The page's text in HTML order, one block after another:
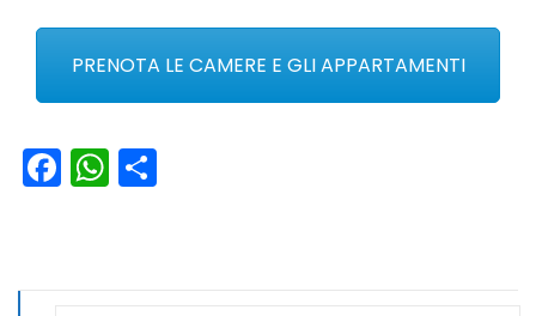
PRENOTA LE CAMERE E GLI APPARTAMENTI
Facebook
WhatsApp